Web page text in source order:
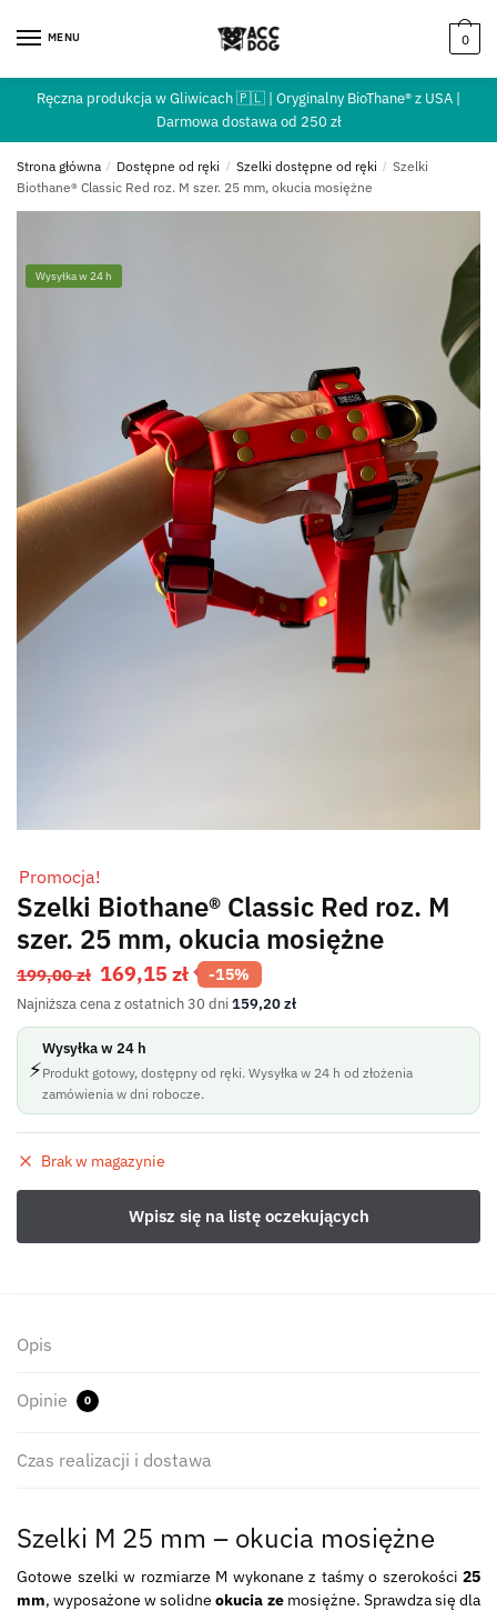
MENU 0
Ręczna produkcja w Gliwicach 🇵🇱 | Oryginalny BioThane® z USA |
Darmowa dostawa od 250 zł
Strona główna / Dostępne od ręki / Szelki dostępne od ręki / Szelki
Biothane® Classic Red roz. M szer. 25 mm, okucia mosiężne
Wysyłka w 24 h
Promocja!
Szelki Biothane® Classic Red roz. M
szer. 25 mm, okucia mosiężne
199,00zł 169,15 zł -15%
Najniższa cena z ostatnich 30 dni159,20zł
⚡
Wysyłka w 24 h
Produkt gotowy, dostępny od ręki. Wysyłka w 24 h od złożenia
zamówienia w dni robocze.
Brak w magazynie
Opis
Opinie 0
Czas realizacji i dostawa
Szelki M 25 mm – okucia mosiężne
Gotowe szelki w rozmiarze M wykonane z taśmy o szerokości 25
mm, wyposażone w solidneokucia ze mosiężne. Sprawdza się dla